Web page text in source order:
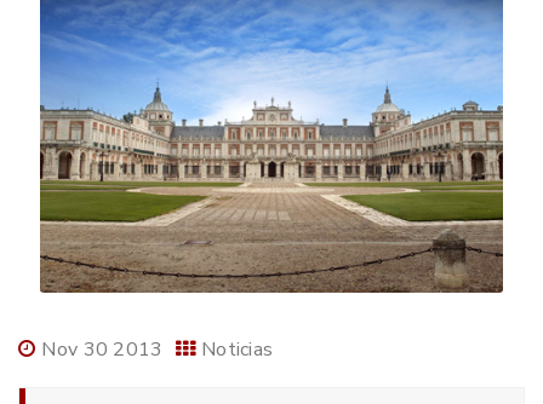
Nov 30 2013 Noticias